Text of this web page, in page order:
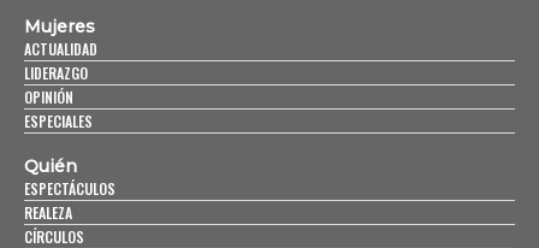
Mujeres
ACTUALIDAD
LIDERAZGO
OPINIÓN
ESPECIALES
Quién
ESPECTÁCULOS
REALEZA
CÍRCULOS